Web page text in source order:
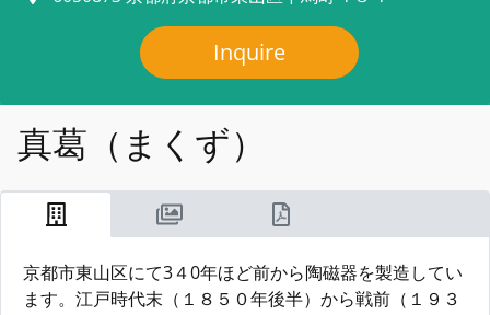
Inquire
真葛（まくず）
京都市東山区にて3４0年ほど前から陶磁器を製造してい
ます。江戸時代末（１８５０年後半）から戦前（１９３